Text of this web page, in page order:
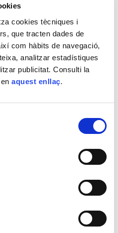
cookies tècniques i
que tracten dades de
com hàbits de navegació,
analitzar estadístiques
publicitat. Consulti la
aquest enllaç.
i l'escriptura.
de Verónica Hurtado
en fotos" 2024 de CARES i
en fotos" 2024 de CARE i